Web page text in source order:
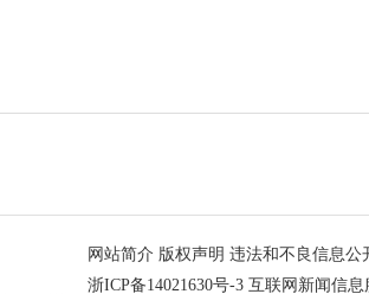
网站简介 版权声明 违法和不良信息公
浙ICP备14021630号-3 互联网新闻信息